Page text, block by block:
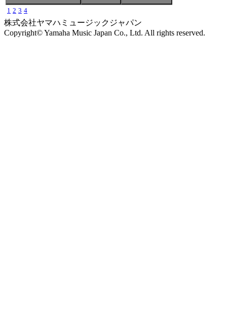
1 2 3 4
株式会社ヤマハミュージックジャパン
Copyright© Yamaha Music Japan Co., Ltd. All rights reserved.